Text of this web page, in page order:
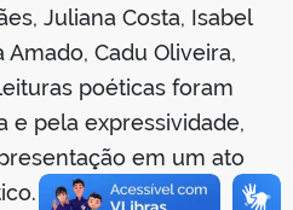
Juliana Costa, Isabel
Amado, Cadu Oliveira,
poéticas foram
e pela expressividade,
em um ato